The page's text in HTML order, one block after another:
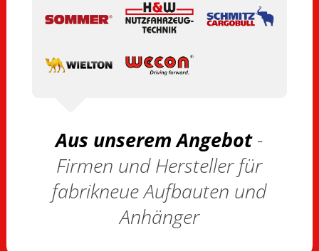
Aus unserem Angebot-
Firmen und Hersteller für
fabrikneue Aufbauten und
Anhänger